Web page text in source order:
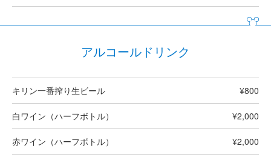
アルコールドリンク
キリン一番搾り生ビール ¥800
白ワイン（ハーフボトル） ¥2,000
赤ワイン（ハーフボトル） ¥2,000